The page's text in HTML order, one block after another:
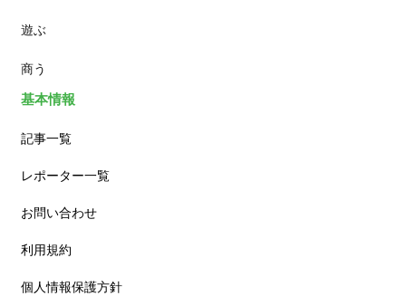
カフェ
遊ぶ
商う
基本情報
記事一覧
レポーター一覧
お問い合わせ
利用規約
個人情報保護方針